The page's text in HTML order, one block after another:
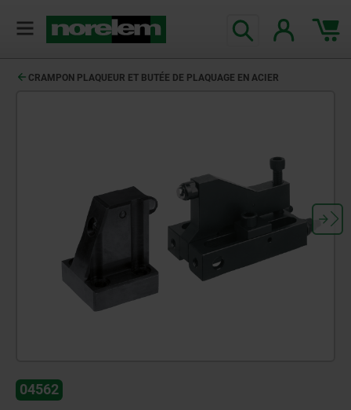
CRAMPON PLAQUEUR ET BUTÉE DE PLAQUAGE EN ACIER
04562